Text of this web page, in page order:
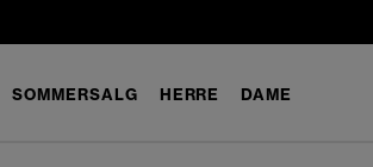
SOMMERSALG HERRE DAME